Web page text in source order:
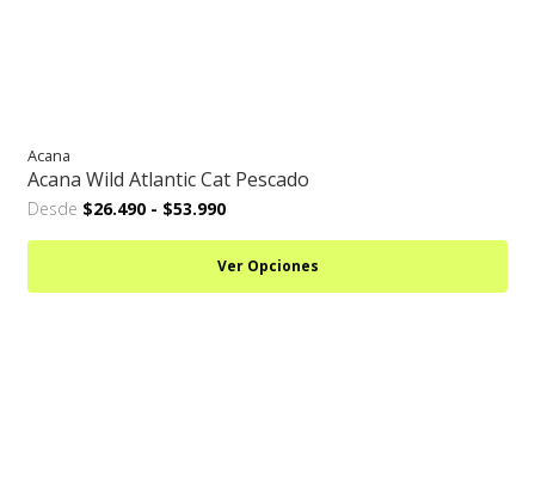
Acana
Acana Wild Atlantic Cat Pescado
Desde $26.490 - $53.990
Ver Opciones